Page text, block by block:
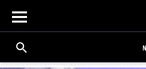
Open
menu
Search
Click
Expand